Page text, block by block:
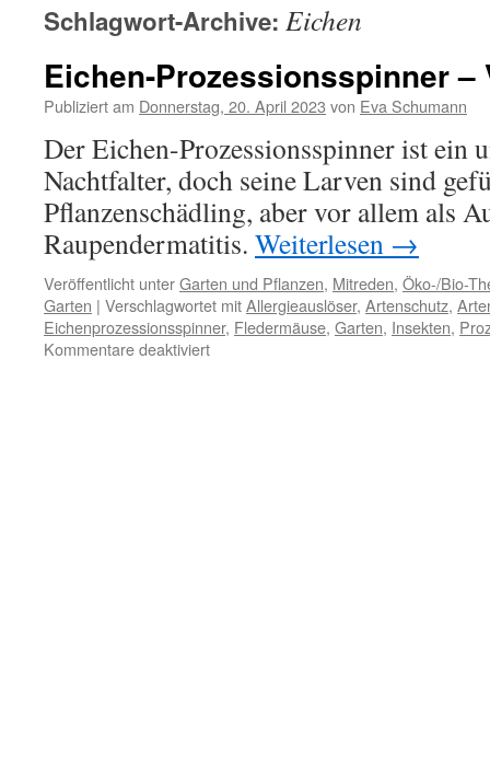
Schlagwort-Archive: Eichen
Eichen-Prozessionsspinner –
Publiziert am Donnerstag, 20. April 2023 von Eva Schumann
Der Eichen-Prozessionsspinner ist ein
Nachtfalter, doch seine Larven sind
Pflanzenschädling, aber vor allem als
Raupendermatitis. Weiterlesen →
Veröffentlicht unterGarten und Pflanzen, Mitreden, Öko-/Bio-
Garten | Verschlagwortet mitAllergieauslöser, Artenschutz,
Eichenprozessionsspinner, Fledermäuse, Garten, Insekten,
Kommentare deaktiviert